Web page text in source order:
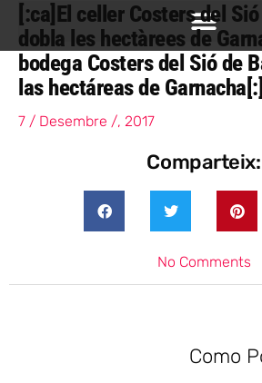
[:ca]El celler Costers del
dobla les hectàrees de
bodega Costers del Sió de
las hectáreas de Garnacha[:]
7 / Desembre /, 2017
Comparteix:
No Comments
Como